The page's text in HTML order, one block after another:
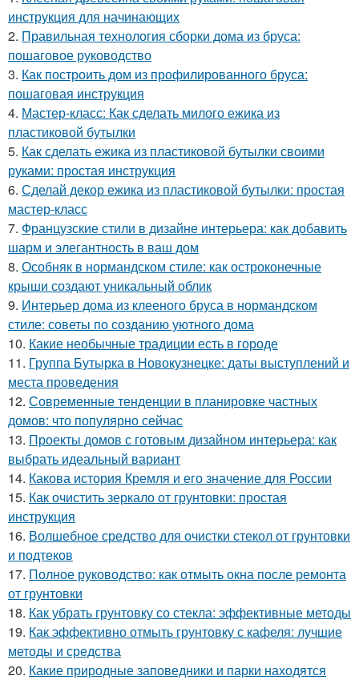
инструкция для начинающих
2. Правильная технология сборки дома из бруса:
пошаговое руководство
3. Как построить дом из профилированного бруса:
пошаговая инструкция
4. Мастер-класс: Как сделать милого ежика из
пластиковой бутылки
5. Как сделать ежика из пластиковой бутылки своими
руками: простая инструкция
6. Сделай декор ежика из пластиковой бутылки: простая
мастер-класс
7. Французские стили в дизайне интерьера: как добавить
шарм и элегантность в ваш дом
8. Особняк в нормандском стиле: как остроконечные
крыши создают уникальный облик
9. Интерьер дома из клееного бруса в нормандском
стиле: советы по созданию уютного дома
10. Какие необычные традиции есть в городе
11. Группа Бутырка в Новокузнецке: даты выступлений и
места проведения
12. Современные тенденции в планировке частных
домов: что популярно сейчас
13. Проекты домов с готовым дизайном интерьера: как
выбрать идеальный вариант
14. Какова история Кремля и его значение для России
15. Как очистить зеркало от грунтовки: простая
инструкция
16. Волшебное средство для очистки стекол от грунтовки
и подтеков
17. Полное руководство: как отмыть окна после ремонта
от грунтовки
18. Как убрать грунтовку со стекла: эффективные методы
19. Как эффективно отмыть грунтовку с кафеля: лучшие
методы и средства
20. Какие природные заповедники и парки находятся